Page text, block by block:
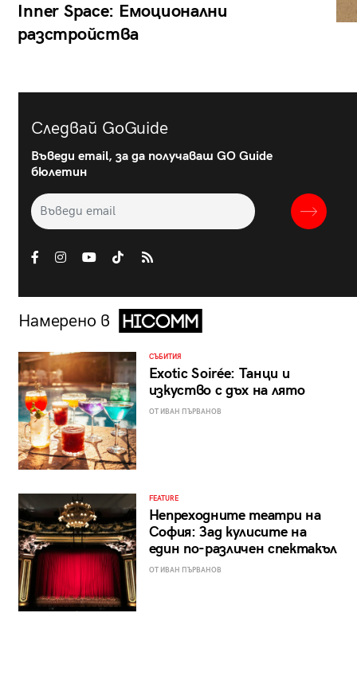
Inner Space: Емоционални
разстройства
Следвай GoGuide
Въведи email, за да получаваш GO Guide
бюлетин
Намерено в
СЪБИТИЯ
Exotic Soirée: Танци и
изкуство с дъх на лято
ОТ ИВАН ПЪРВАНОВ
FEATURE
Непреходните театри на
София: Зад кулисите на
един по-различен спектакъл
ОТ ИВАН ПЪРВАНОВ